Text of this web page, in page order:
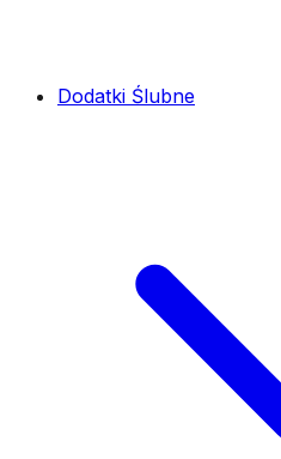
Dodatki Ślubne